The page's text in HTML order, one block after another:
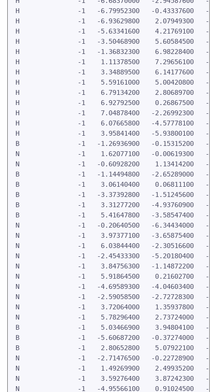
H               -1   -6.79952300   -0.43337600   -
H               -1   -6.93629800    2.07949300   -
H               -1   -5.63341600    4.21769100   -
H               -1   -3.50468900    5.60584500   -
H               -1   -1.36832300    6.98228400   -
H               -1    1.11378500    7.29656100   -
H               -1    3.34889500    6.14177600   -
H               -1    5.59161000    5.00420800   -
H               -1    6.79134200    2.80689700   -
H               -1    6.92792500    0.26867500   -
H               -1    7.04878400   -2.26992300   -
H               -1    6.07665800   -4.57778100   -
H               -1    3.95841400   -5.93800100   -
B               -1   -1.26936900   -0.15315200   -
N               -1    1.62077100   -0.00619300   -
N               -1   -0.60928200    1.13414200   -
B               -1   -1.14494800   -2.65289000   -
B               -1    3.06140400    0.06811100   -
B               -1   -3.37392800   -1.51245600   -
B               -1    3.31277200   -4.93760900   -
B               -1    5.41647800   -3.58547400   -
N               -1   -0.20640500   -6.34434000   -
N               -1    3.97377100   -3.65875400   -
N               -1    6.03844400   -2.30516600   -
N               -1   -2.45433300   -5.20180400   -
N               -1    3.84756300   -1.14872200   -
N               -1    5.91864500    0.21602700   -
N               -1   -4.69589300   -4.04603400   -
N               -1   -2.59058500   -2.72728300   -
N               -1    3.72064000    1.35937800   -
N               -1    5.78296400    2.73724000   -
B               -1    5.03466900    3.94804100   -
B               -1   -5.60687200   -0.37274000   -
B               -1    2.80652800    5.07922100   -
N               -1   -2.71476500   -0.22728900   -
N               -1    1.49269900    2.49935200   -
N               -1    3.59276400    3.87242300   -
N               -1   -4.95566100    0.91024500   -